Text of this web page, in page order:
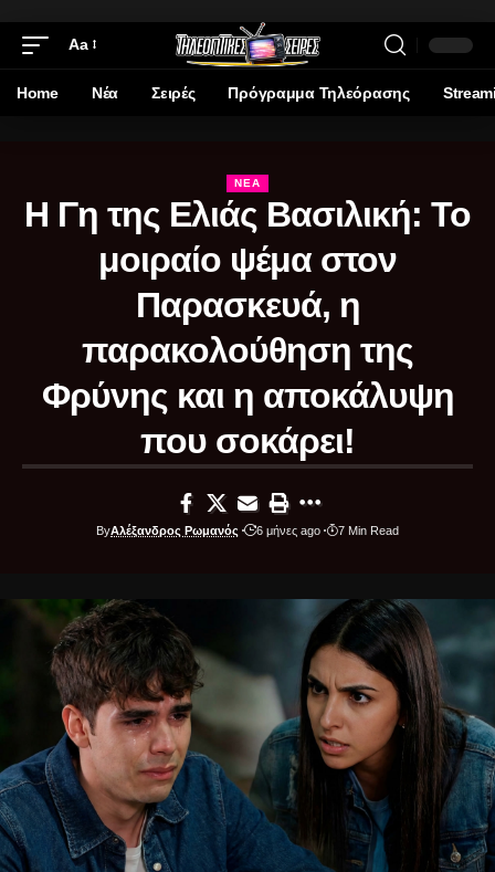
Aa
Home Νέα Σειρές Πρόγραμμα Τηλεόρασης
ΝΈΑ
Η Γη της Ελιάς Βασιλική: Το
μοιραίο ψέμα στον
Παρασκευά, η
παρακολούθηση της
Φρύνης και η αποκάλυψη
που σοκάρει!
ByΑλέξανδρος Ρωμανός 6 μήνες ago 7 Min Read